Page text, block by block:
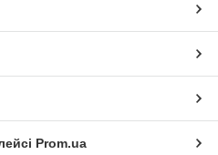
Prom.ua